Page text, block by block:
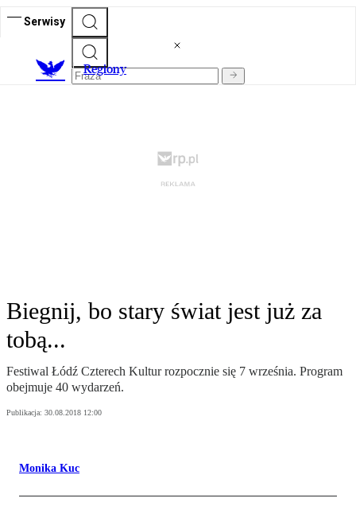
Serwisy
Regiony
Biegnij, bo stary świat jest już za
tobą...
Festiwal Łódź Czterech Kultur rozpocznie się 7 września. Program
obejmuje 40 wydarzeń.
Publikacja: 30.08.2018 12:00
Monika Kuc